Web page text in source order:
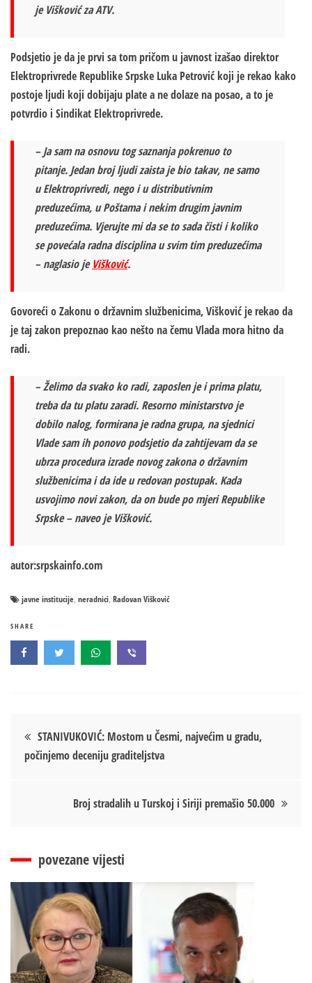
je Višković za ATV.
Podsjetio je da je prvi sa tom pričom u javnost izašao direktor
Elektroprivrede Republike Srpske Luka Petrović koji je rekao kako
postoje ljudi koji dobijaju plate a ne dolaze na posao, a to je
potvrdio i Sindikat Elektroprivrede.
– Ja sam na osnovu tog saznanja pokrenuo to
pitanje. Jedan broj ljudi zaista je bio takav, ne samo
u Elektroprivredi, nego i u distributivnim
preduzećima, u Poštama i nekim drugim javnim
preduzećima. Vjerujte mi da se to sada čisti i koliko
se povećala radna disciplina u svim tim preduzećima
– naglasio jeVišković.
Govoreći o Zakonu o državnim službenicima, Višković je rekao da
je taj zakon prepoznao kao nešto na čemu Vlada mora hitno da
radi.
– Želimo da svako ko radi, zaposlen je i prima platu,
treba da tu platu zaradi. Resorno ministarstvo je
dobilo nalog, formirana je radna grupa, na sjednici
Vlade sam ih ponovo podsjetio da zahtijevam da se
ubrza procedura izrade novog zakona o državnim
službenicima i da ide u redovan postupak. Kada
usvojimo novi zakon, da on bude po mjeri Republike
Srpske – naveo je Višković.
autor:srpskainfo.com
javne institucije, neradnici, Radovan Višković
SHARE
Кретање
чланка
STANIVUKOVIĆ: Mostom u Česmi, najvećim u gradu,
počinjemo deceniju graditeljstva
Broj stradalih u Turskoj i Siriji premašio 50.000
povezane vijesti